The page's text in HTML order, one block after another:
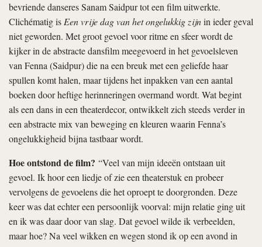
bevriende danseres Sanam Saidpur tot een film uitwerkte.
Clichématig isEen vrije dag van het ongelukkig zijnin ieder geval
niet geworden. Met groot gevoel voor ritme en sfeer wordt de
kijker in de abstracte dansfilm meegevoerd in het gevoelsleven
van Fenna (Saidpur) die na een breuk met een geliefde haar
spullen komt halen, maar tijdens het inpakken van een aantal
boeken door heftige herinneringen overmand wordt. Wat begint
als een dans in een theaterdecor, ontwikkelt zich steeds verder in
een abstracte mix van beweging en kleuren waarin Fenna’s
ongelukkigheid bijna tastbaar wordt.
Hoe ontstond de film? “Veel van mijn ideeën ontstaan uit
gevoel. Ik hoor een liedje of zie een theaterstuk en probeer
vervolgens de gevoelens die het oproept te doorgronden. Deze
keer was dat echter een persoonlijk voorval: mijn relatie ging uit
en ik was daar door van slag. Dat gevoel wilde ik verbeelden,
maar hoe? Na veel wikken en wegen stond ik op een avond in